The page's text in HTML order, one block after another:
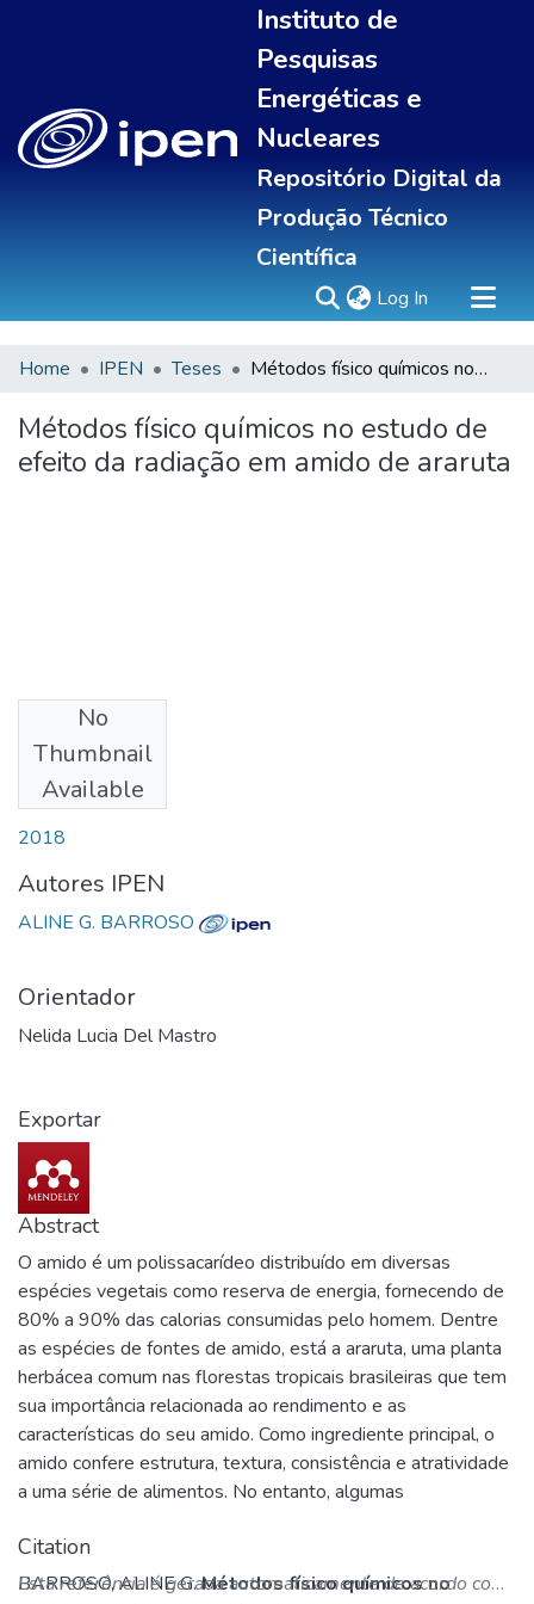
Instituto de
Pesquisas
Energéticas e
Nucleares
Repositório Digital da
Produção Técnico
Científica
Log In (current)
Sobre
Communities & Collections
All of DSpace
Statistics
Home IPEN Teses Métodos físico químicos no estudo de efeito da radiação em amido de araruta
Métodos físico químicos no estudo de
efeito da radiação em amido de araruta
No
Thumbnail
Available
Download
Date
2018
Autores IPEN
ALINE G. BARROSO
Orientador
Nelida Lucia Del Mastro
Exportar
Abstract
O amido é um polissacarídeo distribuído em diversas
espécies vegetais como reserva de energia, fornecendo de
80% a 90% das calorias consumidas pelo homem. Dentre
as espécies de fontes de amido, está a araruta, uma planta
herbácea comum nas florestas tropicais brasileiras que tem
sua importância relacionada ao rendimento e as
características do seu amido. Como ingrediente principal, o
amido confere estrutura, textura, consistência e atratividade
a uma série de alimentos. No entanto, algumas
indústria alimentícia. A irradiação gama é um tratamento
físico em que o amido é exposto a uma dose de radiação
Citation
BARROSO, ALINE G.Métodos físico químicos no
Esta referência é gerada automaticamente de acordo com